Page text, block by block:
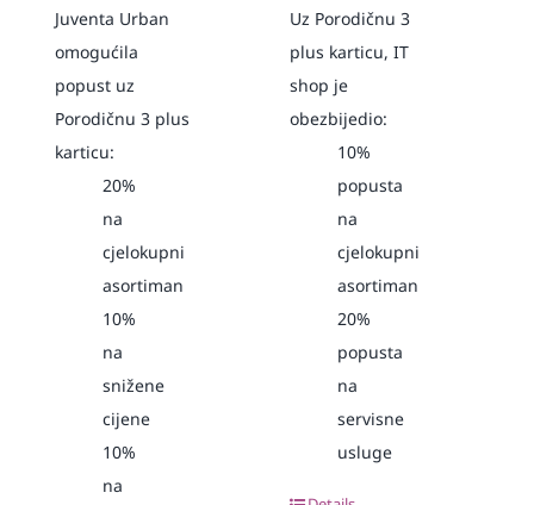
Juventa Urban
omogućila
popust uz
Porodičnu 3 plus
karticu:
20%
na
cjelokupni
asortiman
10%
na
snižene
cijene
10%
na
Uz Porodičnu 3
plus karticu, IT
shop je
obezbijedio:
10%
popusta
na
cjelokupni
asortiman
20%
popusta
na
servisne
usluge